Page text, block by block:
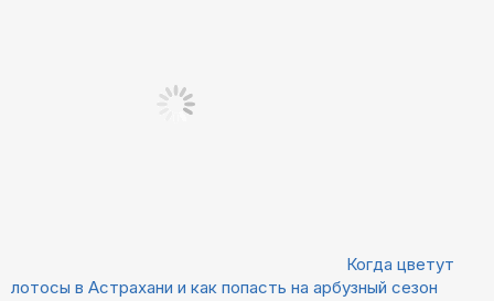
Когда цветут
лотосы в Астрахани и как попасть на арбузный сезон